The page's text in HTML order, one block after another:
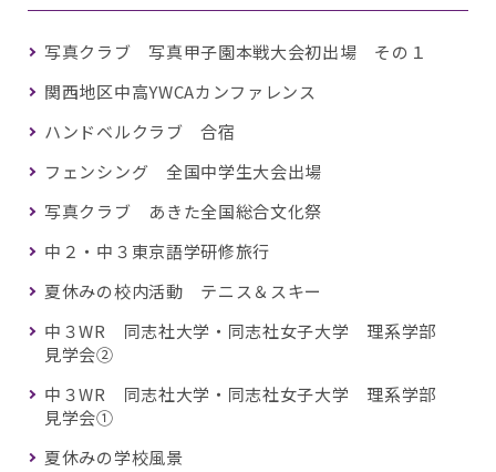
写真クラブ 写真甲子園本戦大会初出場 その１
関西地区中高YWCAカンファレンス
ハンドベルクラブ 合宿
フェンシング 全国中学生大会出場
写真クラブ あきた全国総合文化祭
中２・中３東京語学研修旅行
夏休みの校内活動 テニス＆スキー
中３WR 同志社大学・同志社女子大学 理系学部
見学会②
中３WR 同志社大学・同志社女子大学 理系学部
見学会①
夏休みの学校風景